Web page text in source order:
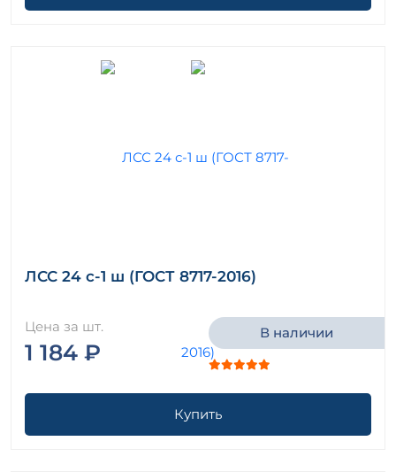
ЛСС 24 с-1 ш (ГОСТ 8717-2016)
Цена за шт.
1 184 ₽
В наличии
Купить